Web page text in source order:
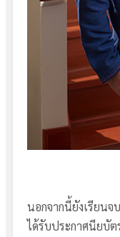
นอกจากนี้ยังเรียน
ได้รับประกาศนียบั